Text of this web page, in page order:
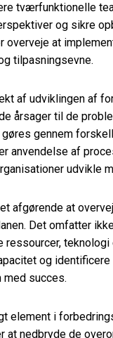
tværfunktionelle
og sikre
overveje at
tilpasningsevne.
af udviklingen af
årsager til de
gøres gennem
anvendelse af
udvikle
afgørende at
Det omfatter
ressourcer,
og
med succes.
element i
at nedbryde de